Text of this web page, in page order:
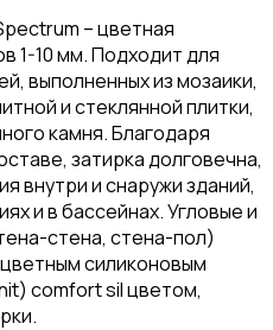
– цветная
1-10 мм. Подходит для
выполненных из мозаики,
и стеклянной плитки,
камня. Благодаря
затирка долговечна,
внутри и снаружи зданий,
и в бассейнах. Угловые и
стена, стена-пол)
силиконовым
comfort sil цветом,